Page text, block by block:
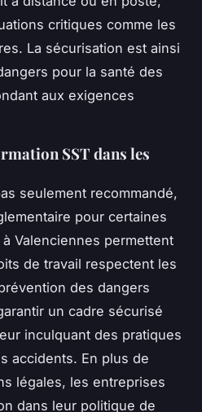
critiques comme les
La sécurisation est ainsi
pour la santé des
aux exigences
SST dans les
seulement recommandé,
pour certaines
Valenciennes permettent
de travail respectent les
des dangers
un cadre sécurisé
inculquant des pratiques
accidents. En plus de
légales, les entreprises
dans leur politique de